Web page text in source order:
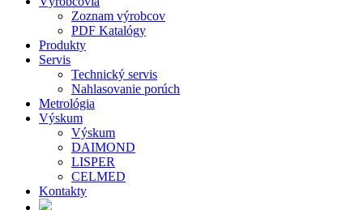
Zoznam výrobcov
PDF Katalógy
Produkty
Servis
Technický servis
Nahlasovanie porúch
Metrológia
Výskum
Výskum
DAIMOND
LISPER
CELMED
Kontakty